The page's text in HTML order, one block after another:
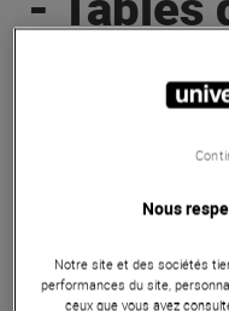
Nous
Notre site et des sociétés
performances du site,
ceux que vous avez